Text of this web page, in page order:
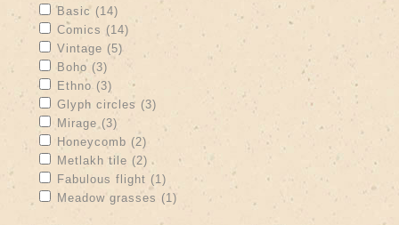
Apply Basic filter
Basic (14) Apply Basic filter
Apply Comics filter
Comics (14) Apply Comics filter
Apply Vintage filter
Vintage (5) Apply Vintage filter
Apply Boho filter
Boho (3)
Apply Ethno filter
Ethno (3) Apply Ethno filter
Apply Glyph circles filter
Glyph circles (3) Apply Glyph circles filter
Apply Mirage filter
Mirage (3)
Apply Honeycomb filter
Honeycomb (2) Apply Honeycomb filter
Apply Metlakh tile filter
Metlakh tile (2) Apply Metlakh tile filter
Apply Fabulous flight filter
Fabulous flight (1) Apply Fabulous flight filter
Apply Meadow grasses filter
Meadow grasses (1) Apply Meadow grasses filter